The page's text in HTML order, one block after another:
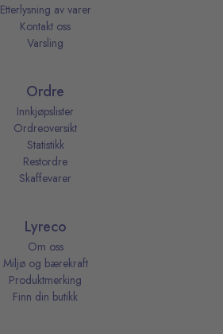
Etterlysning av varer
Kontakt oss
Varsling
Ordre
Innkjøpslister
Ordreoversikt
Statistikk
Restordre
Skaffevarer
Lyreco
Om oss
Miljø og bærekraft
Produktmerking
Finn din butikk